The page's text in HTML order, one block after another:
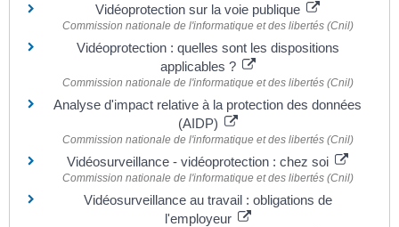
Vidéoprotection sur la voie publique
Commission nationale de l'informatique et des libertés (Cnil)
Vidéoprotection : quelles sont les dispositions
applicables ?
Commission nationale de l'informatique et des libertés (Cnil)
Analyse d'impact relative à la protection des données
(AIDP)
Commission nationale de l'informatique et des libertés (Cnil)
Vidéosurveillance - vidéoprotection : chez soi
Commission nationale de l'informatique et des libertés (Cnil)
Vidéosurveillance au travail : obligations de
l'employeur